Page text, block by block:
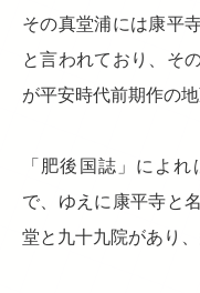
その真堂浦には康平
と言われており、そ
が平安時代前期作の地
「肥後国誌」によ
で、ゆえに康平寺と
堂と九十九院があり